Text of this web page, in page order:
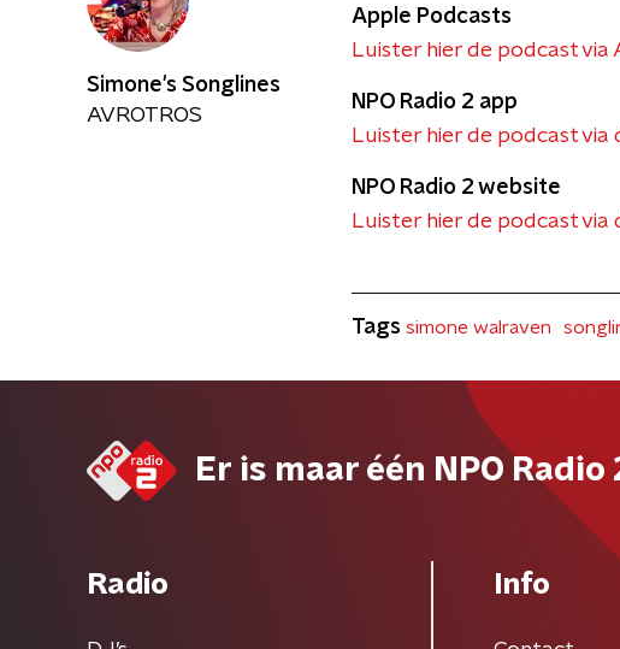
Apple Podcasts
Luister hier de podcast via
NPO Radio 2 app
Luister hier de podcast via
NPO Radio 2 website
Luister hier de podcast via
Simone's Songlines
AVROTROS
Tags simone walraven
Er is maar één NPO Radio
Radio Info